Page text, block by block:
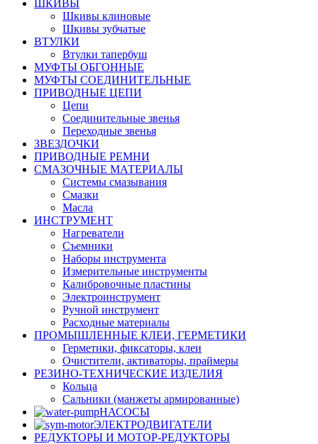
ШКИВЫ
Шкивы клиновые
Шкивы зубчатые
ВТУЛКИ
Втулки тапербуш
МУФТЫ ОБГОННЫЕ
МУФТЫ СОЕДИНИТЕЛЬНЫЕ
ПРИВОДНЫЕ ЦЕПИ
Цепи
Соединительные звенья
Переходные звенья
ЗВЕЗДОЧКИ
ПРИВОДНЫЕ РЕМНИ
СМАЗОЧНЫЕ МАТЕРИАЛЫ
Системы смазывания
Смазки
Масла
ИНСТРУМЕНТ
Нагреватели
Съемники
Наборы инструмента
Измерительные инструменты
Калибровочные пластины
Электроинструмент
Ручной инструмент
Расходные материалы
ПРОМЫШЛЕННЫЕ КЛЕИ, ГЕРМЕТИКИ
Герметики, фиксаторы, клеи
Очистители, активаторы, праймеры
РЕЗИНО-ТЕХНИЧЕСКИЕ ИЗДЕЛИЯ
Кольца
Сальники (манжеты армированные)
НАСОСЫ
ЭЛЕКТРОДВИГАТЕЛИ
РЕДУКТОРЫ И МОТОР-РЕДУКТОРЫ